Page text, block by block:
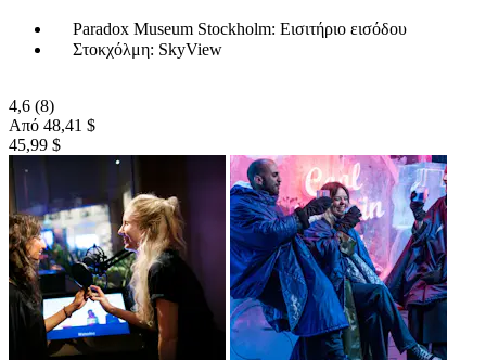
Paradox Museum Stockholm: Εισιτήριο εισόδου
Στοκχόλμη: SkyView
4,6 (8)
Από 48,41 $
45,99 $